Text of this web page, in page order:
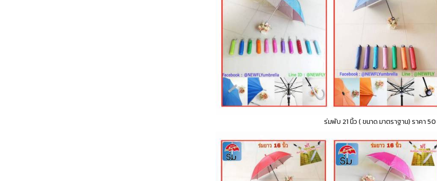
ร่มพับ 21 นิ้ว ( ขนาด มาตราฐาน) ราคา